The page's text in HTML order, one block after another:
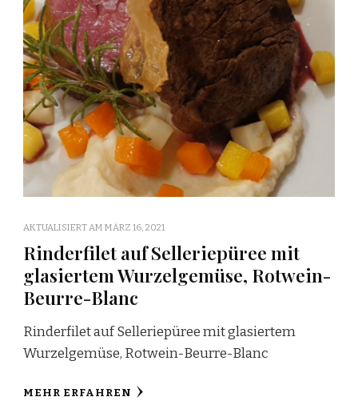
AKTUALISIERT AM MÄRZ 16, 2021
Rinderfilet auf Selleriepüree mit
glasiertem Wurzelgemüse, Rotwein-
Beurre-Blanc
Rinderfilet auf Selleriepüree mit glasiertem
Wurzelgemüse, Rotwein-Beurre-Blanc
MEHR ERFAHREN